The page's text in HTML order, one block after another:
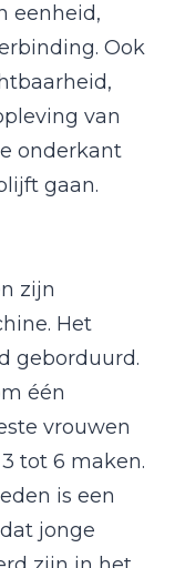
eenheid,
Ook
van
onderkant
gaan.
zijn
Het
geborduurd.
één
vrouwen
tot 6 maken.
is een
jonge